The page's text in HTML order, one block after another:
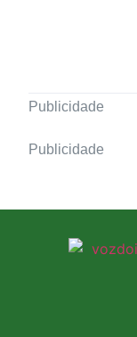
Publicidade
Publicidade